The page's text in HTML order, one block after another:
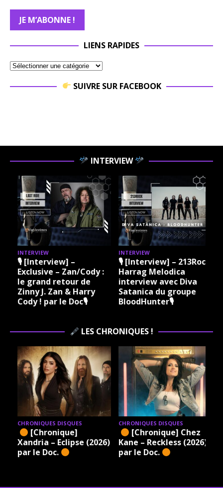
LIENS RAPIDES
SUIVRE SUR FACEBOOK
INTERVIEW
INTERVIEW
🎙 [Interview] –
Exclusive – Zan/Cody :
le grand retour de
Zinny J. Zan & Harry
Cody ! par le Doc🎙
INTERVIEW
🎙 [Interview] – 213Rock
Harrag Melodica
interview avec Diva
Satanica du groupe
BloodHunter🎙
LES CHRONIQUES !
CHRONIQUES DISQUES
[Chronique]
Xandria – Eclipse (2026)
par le Doc.
CHRONIQUES DISQUES
[Chronique] Chez
Kane – Reckless (2026)
par le Doc.